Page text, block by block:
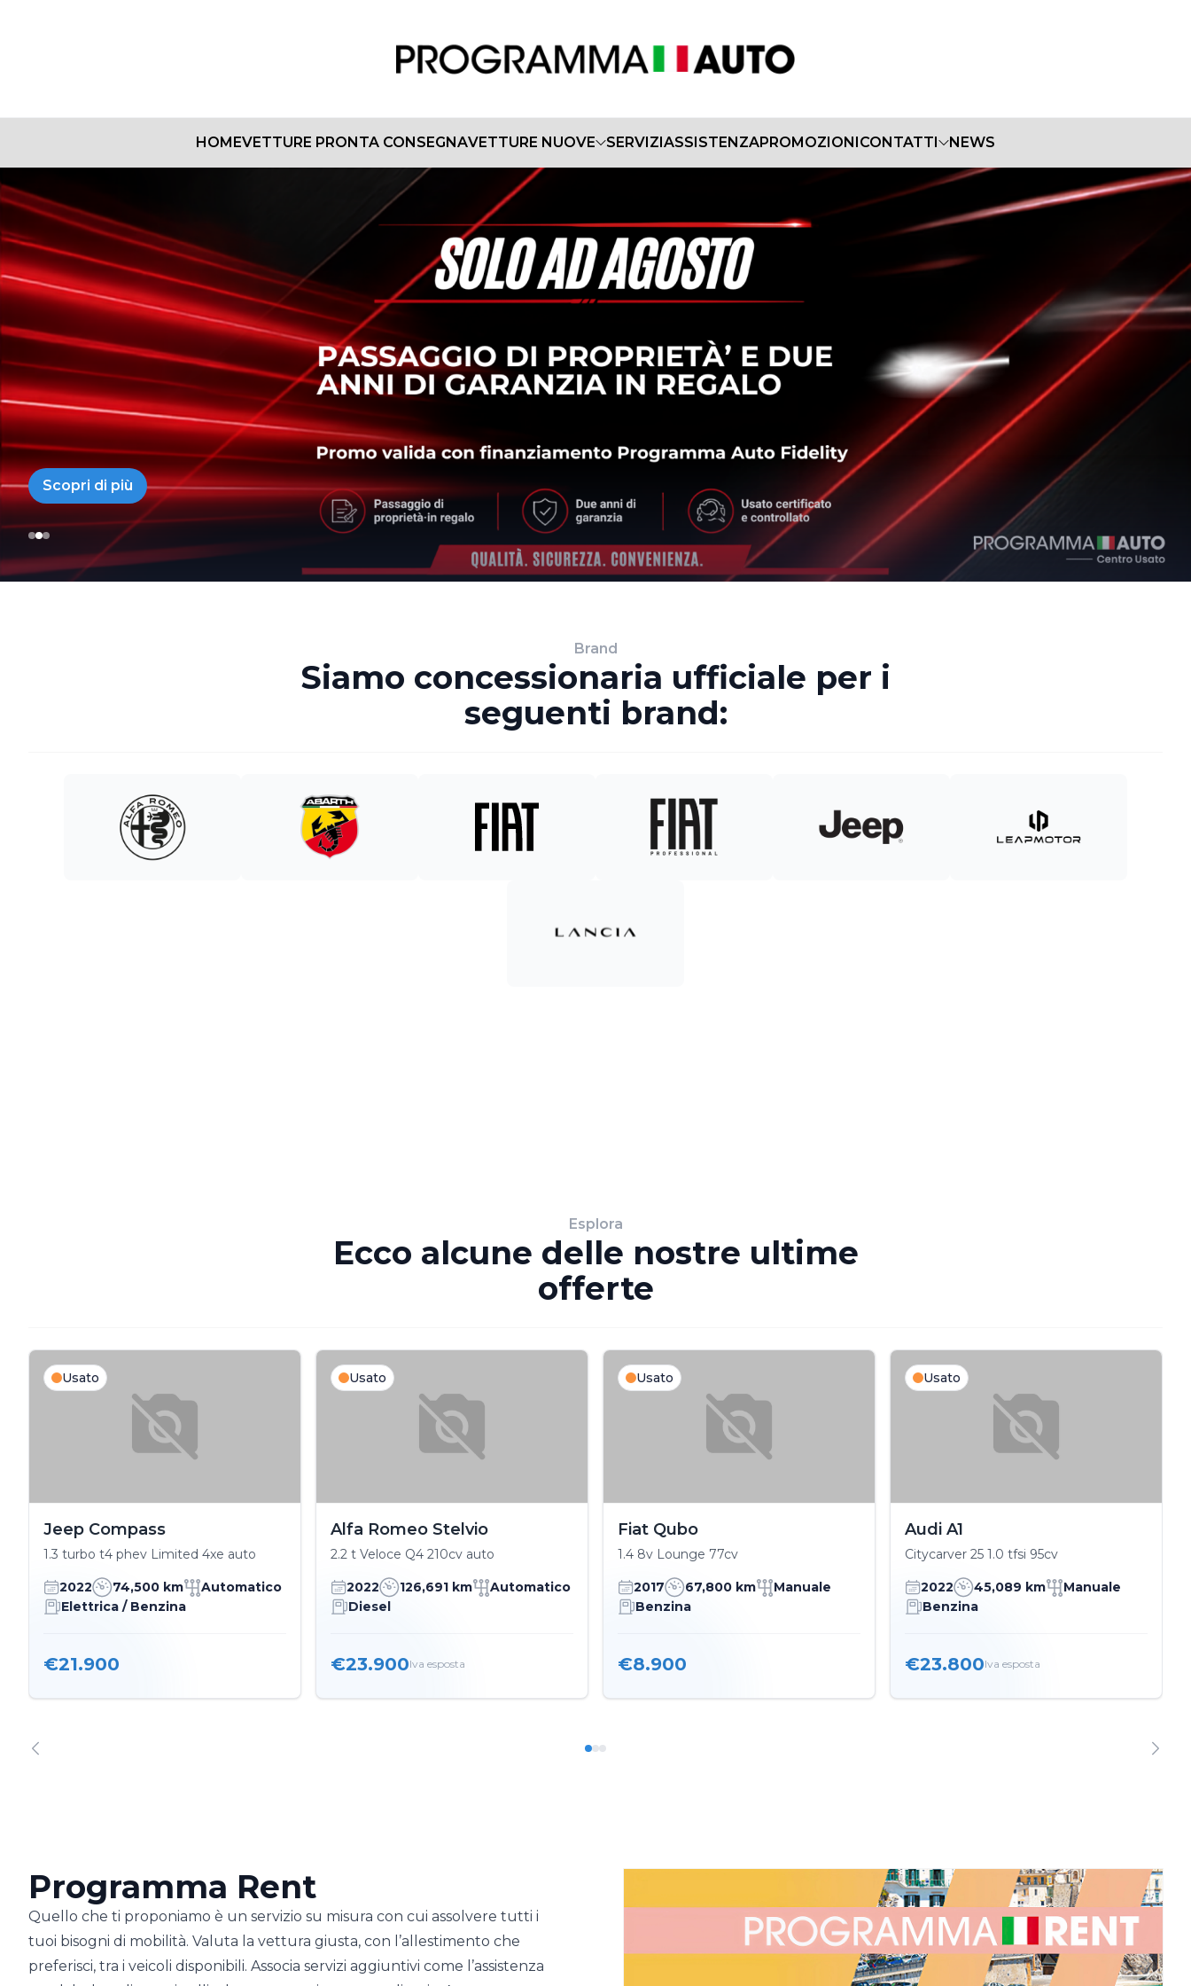
HOMEVETTURE PRONTA CONSEGNAVETTURE NUOVE SERVIZIASSISTENZAPROMOZIONICONTATTI NEWS
Scopri di più
Brand
Siamo concessionaria ufficiale per i
seguenti brand:
Esplora
Ecco alcune delle nostre ultime
offerte
Usato
Jeep Compass
1.3 turbo t4 phev Limited 4xe auto
2022 74,500 km
Automatico
Elettrica / Benzina
€21.900
Usato
Alfa Romeo Stelvio
2.2 t Veloce Q4 210cv auto
2022 126,691 km
Automatico
Diesel
€23.900Iva esposta
Usato
Fiat Qubo
1.4 8v Lounge 77cv
2017 67,800 km
Manuale
Benzina
€8.900
Usato
Audi A1
Citycarver 25 1.0 tfsi 95cv
2022 45,089 km
Manuale
Benzina
€23.800Iva esposta
Programma Rent
Quello che ti proponiamo è un servizio su misura con cui assolvere tutti i
tuoi bisogni di mobilità. Valuta la vettura giusta, con l’allestimento che
preferisci, tra i veicoli disponibili. Associa servizi aggiuntivi come l’assistenza